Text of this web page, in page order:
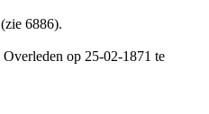
(zie 6886).
Overleden op 25-02-1871 te